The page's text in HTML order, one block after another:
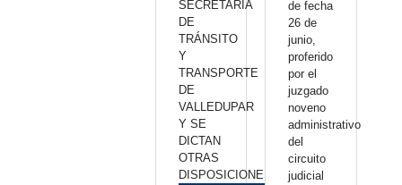
SECRETARÍA
DE
TRÁNSITO
Y
TRANSPORTE
DE
VALLEDUPAR
Y SE
DICTAN
OTRAS
DISPOSICIONES”
de fecha
26 de
junio,
proferido
por el
juzgado
noveno
administrativo
del
circuito
judicial